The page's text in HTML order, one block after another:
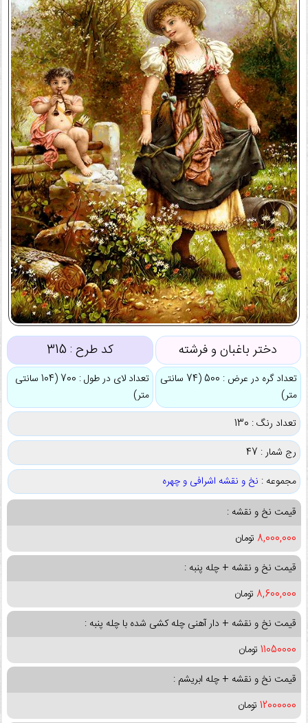
دختر باغبان و فرشته کد طرح : 315
تعداد گره در عرض : 500 (74 سانتی
متر)
تعداد لای در طول : 700 (104 سانتی
متر)
تعداد رنگ : 130
رج شمار : 47
مجموعه : نخ و نقشه اشرافی و چهره
قیمت نخ و نقشه :
8,000,000 تومان
قیمت نخ و نقشه + چله پنبه :
8,600,000 تومان
قیمت نخ و نقشه + دار آهنی چله کشی شده با چله پنبه :
11050000 تومان
قیمت نخ و نقشه + چله ابریشم :
12000000 تومان